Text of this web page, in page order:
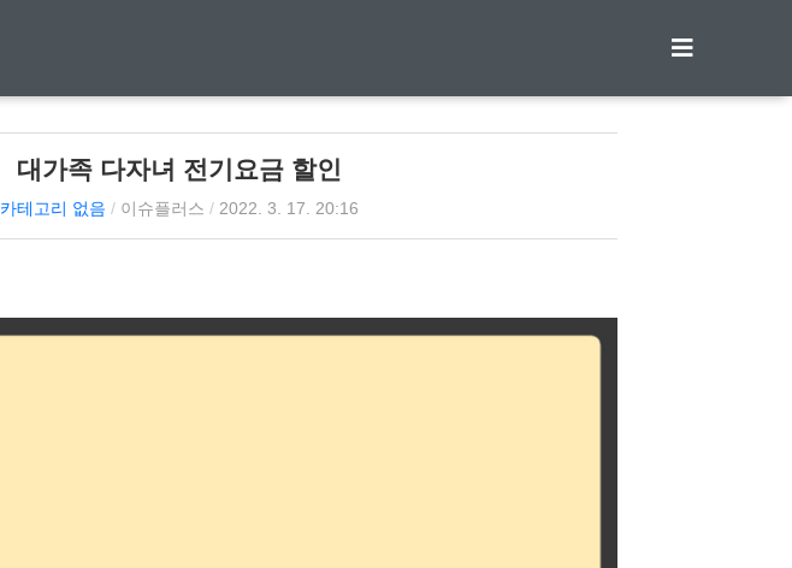
대가족 다자녀 전기요금 할인
카테고리 없음 / 이슈플러스 / 2022. 3. 17. 20:16